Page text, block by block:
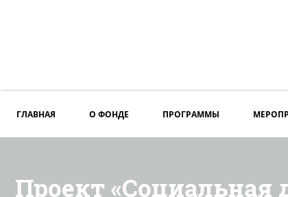
ГЛАВНАЯ О ФОНДЕ ПРОГРАММЫ
Проект «Социальная